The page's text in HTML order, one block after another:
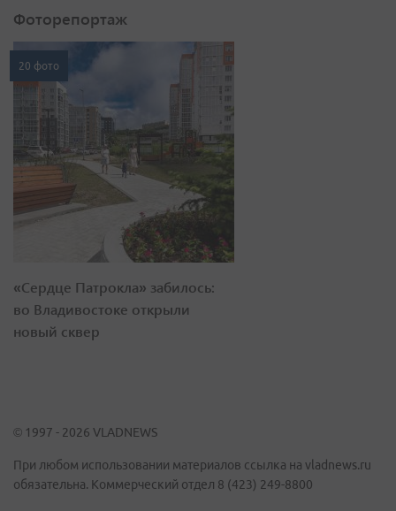
Фоторепортаж
20 фото
«Сердце Патрокла» забилось:
во Владивостоке открыли
новый сквер
© 1997 - 2026 VLADNEWS
При любом использовании материалов ссылка на vladnews.ru
обязательна. Коммерческий отдел 8 (423) 249-8800